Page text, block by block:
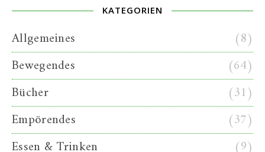
KATEGORIEN
Allgemeines
(8)
Bewegendes
(64)
Bücher
(31)
Empörendes
(37)
Essen & Trinken
(9)